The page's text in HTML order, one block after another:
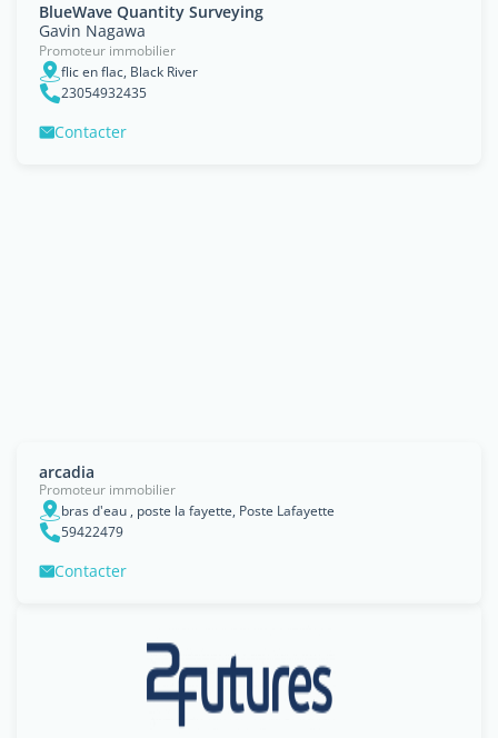
BlueWave Quantity Surveying
Gavin Nagawa
Promoteur immobilier
flic en flac, Black River
23054932435
Contacter
arcadia
Promoteur immobilier
bras d'eau , poste la fayette, Poste Lafayette
59422479
Contacter